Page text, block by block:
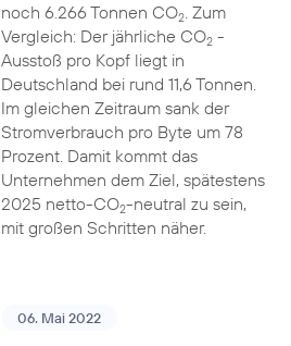
noch 6.266 Tonnen CO2. Zum
Vergleich: Der jährliche CO2-
Ausstoß pro Kopf liegt in
Deutschland bei rund 11,6 Tonnen.
Im gleichen Zeitraum sank der
Stromverbrauch pro Byte um 78
Prozent. Damit kommt das
Unternehmen dem Ziel, spätestens
2025 netto-CO2-neutral zu sein,
mit großen Schritten näher.
06. Mai 2022